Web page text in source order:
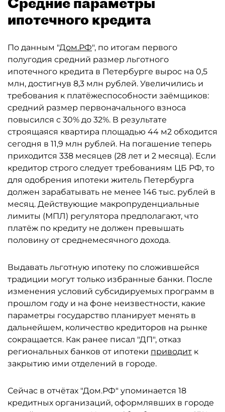
ипотечного кредита
По данным "Дом.РФ", по итогам первого
полугодия средний размер льготного
ипотечного кредита в Петербурге вырос на 0,5
млн, достигнув 8,3 млн рублей. Увеличились и
требования к платёжеспособности заёмщиков:
средний размер первоначального взноса
повысился с 30% до 32%. В результате
строящаяся квартира площадью 44 м2 обходится
сегодня в 11,9 млн рублей. На погашение теперь
приходится 338 месяцев (28 лет и 2 месяца). Если
кредитор строго следует требованиям ЦБ РФ, то
для одобрения ипотеки житель Петербурга
должен зарабатывать не менее 146 тыс. рублей в
месяц. Действующие макропруденциальные
лимиты (МПЛ) регулятора предполагают, что
платёж по кредиту не должен превышать
половину от среднемесячного дохода.
Выдавать льготную ипотеку по сложившейся
традиции могут только избранные банки. После
изменения условий субсидируемых программ в
прошлом году и на фоне неизвестности, какие
параметры государство планирует менять в
дальнейшем, количество кредиторов на рынке
сокращается. Как ранее писал "ДП", отказ
региональных банков от ипотеки приводит к
закрытию ими отделений в городе.
Сейчас в отчётах "Дом.РФ" упоминается 18
кредитных организаций, оформлявших в городе